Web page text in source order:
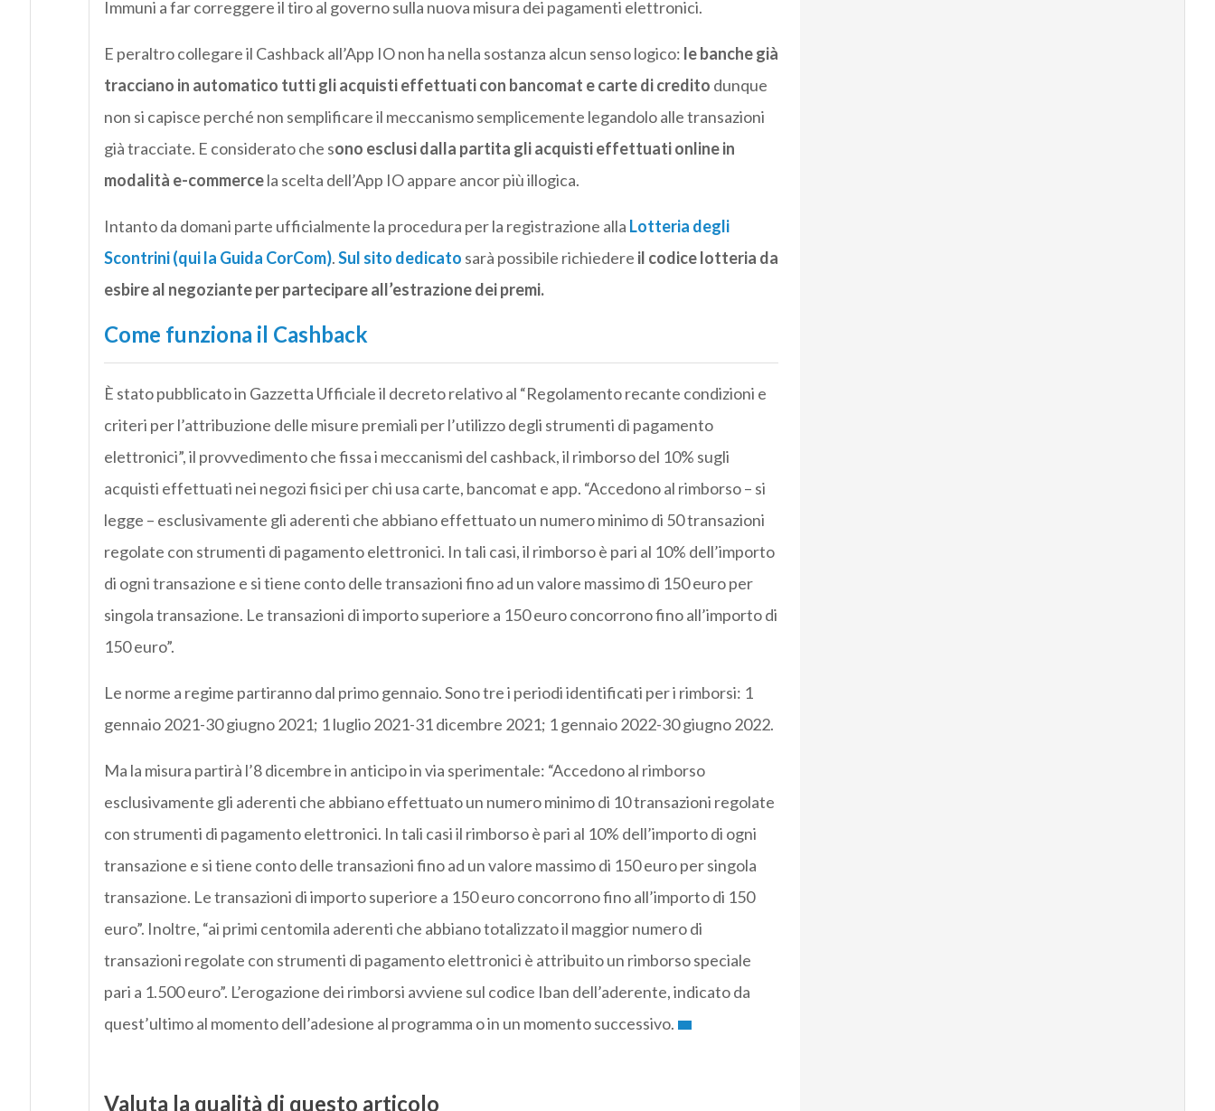
Immuni a far correggere il tiro al governo sulla nuova misura dei pagamenti elettronici.
E peraltro collegare il Cashback all’App IO non ha nella sostanza alcun senso logico: le banche già
tracciano in automatico tutti gli acquisti effettuati con bancomat e carte di credito dunque
non si capisce perché non semplificare il meccanismo semplicemente legandolo alle transazioni
già tracciate. E considerato che sono esclusi dalla partita gli acquisti effettuati online in
modalità e-commercela scelta dell’App IO appare ancor più illogica.
Intanto da domani parte ufficialmente la procedura per la registrazione alla Lotteria degli
Scontrini (qui la Guida CorCom).Sul sito dedicato sarà possibile richiedere il codice lotteria da
esbire al negoziante per partecipare all’estrazione dei premi.
Come funziona il Cashback
È stato pubblicato in Gazzetta Ufficiale il decreto relativo al “Regolamento recante condizioni e
criteri per l’attribuzione delle misure premiali per l’utilizzo degli strumenti di pagamento
elettronici”, il provvedimento che fissa i meccanismi del cashback, il rimborso del 10% sugli
acquisti effettuati nei negozi fisici per chi usa carte, bancomat e app. “Accedono al rimborso – si
legge – esclusivamente gli aderenti che abbiano effettuato un numero minimo di 50 transazioni
regolate con strumenti di pagamento elettronici. In tali casi, il rimborso è pari al 10% dell’importo
di ogni transazione e si tiene conto delle transazioni fino ad un valore massimo di 150 euro per
singola transazione. Le transazioni di importo superiore a 150 euro concorrono fino all’importo di
150 euro”.
Le norme a regime partiranno dal primo gennaio. Sono tre i periodi identificati per i rimborsi: 1
gennaio 2021-30 giugno 2021; 1 luglio 2021-31 dicembre 2021; 1 gennaio 2022-30 giugno 2022.
Ma la misura partirà l’8 dicembre in anticipo in via sperimentale: “Accedono al rimborso
esclusivamente gli aderenti che abbiano effettuato un numero minimo di 10 transazioni regolate
con strumenti di pagamento elettronici. In tali casi il rimborso è pari al 10% dell’importo di ogni
transazione e si tiene conto delle transazioni fino ad un valore massimo di 150 euro per singola
transazione. Le transazioni di importo superiore a 150 euro concorrono fino all’importo di 150
euro”. Inoltre, “ai primi centomila aderenti che abbiano totalizzato il maggior numero di
transazioni regolate con strumenti di pagamento elettronici è attribuito un rimborso speciale
pari a 1.500 euro”. L’erogazione dei rimborsi avviene sul codice Iban dell’aderente, indicato da
quest’ultimo al momento dell’adesione al programma o in un momento successivo.
Valuta la qualità di questo articolo